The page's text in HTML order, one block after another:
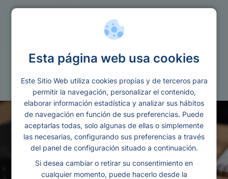
Esta página web usa cookies
Este Sitio Web utiliza cookies propias y de terceros para
permitir la navegación, personalizar el contenido,
elaborar información estadística y analizar sus hábitos
de navegación en función de sus preferencias. Puede
aceptarlas todas, solo algunas de ellas o simplemente
las necesarias, configurando sus preferencias a través
del panel de configuración situado a continuación.
Si desea cambiar o retirar su consentimiento en
cualquier momento, puede hacerlo desde la
Como ampliar el plazo de un microcredito
online